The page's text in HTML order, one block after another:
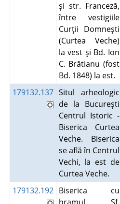
şi str. Franceză,
între vestigiile
Curţii Domneşti
(Curtea Veche)
la vest şi Bd. Ion
C. Brătianu (fost
Bd. 1848) la est.
179132.137 Situl arheologic
de la Bucureşti
Centrul Istoric -
Biserica Curtea
Veche. Biserica
se află în Centrul
Vechi, la est de
Curtea Veche.
179132.192 Biserica cu